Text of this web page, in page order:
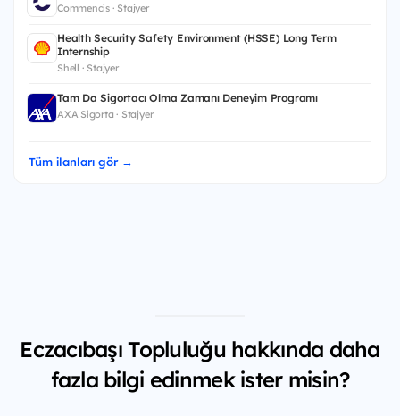
Commencis · Stajyer
Health Security Safety Environment (HSSE) Long Term
Internship
Shell · Stajyer
Tam Da Sigortacı Olma Zamanı Deneyim Programı
AXA Sigorta · Stajyer
Tüm ilanları gör →
Eczacıbaşı Topluluğu hakkında daha
fazla bilgi edinmek ister misin?